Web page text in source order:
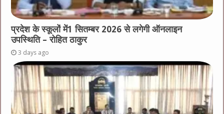
प्रदेश के स्कूलों में1 सितम्बर 2026 से लगेगी ऑनलाइन
उपस्थिति – रोहित ठाकुर
3 days ago